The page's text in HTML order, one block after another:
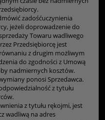
zadośćuczynienia
jeżeli doprowadzenie do
Towaru wadliwego
Przedsiębiorcę jest
z drugim możliwym
do zgodności z Umową
nadmiernych kosztów.
ponosi Sprzedawca.
z tytułu
z tytułu rękojmi, jest
wadliwą na adres